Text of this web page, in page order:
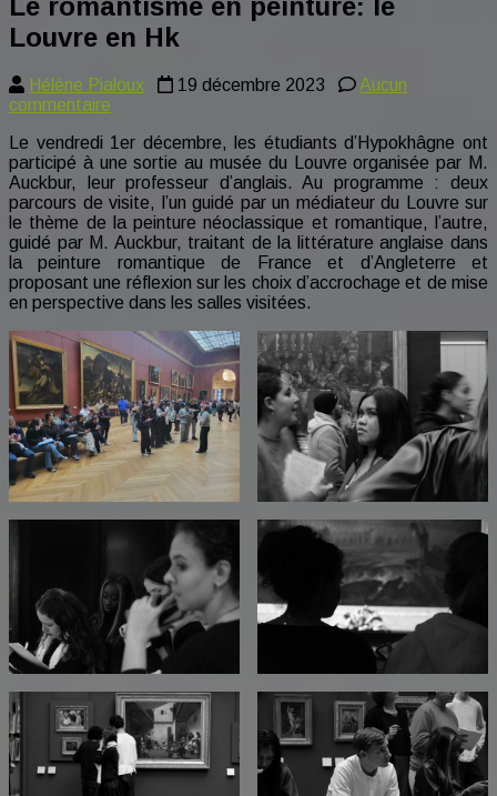
Louvre en Hk
Hélène Pialoux 19 décembre 2023
Aucun
commentaire
romantisme
en
peinture:
le
Louvre
en
Hk
Le vendredi 1er décembre, les étudiants d’Hypokhâgne ont
participé à une sortie au musée du Louvre organisée par M.
Auckbur, leur professeur d’anglais. Au programme : deux
parcours de visite, l’un guidé par un médiateur du Louvre sur
le thème de la peinture néoclassique et romantique, l’autre,
guidé par M. Auckbur, traitant de la littérature anglaise dans
la peinture romantique de France et d’Angleterre et
proposant une réflexion sur les choix d’accrochage et de mise
en perspective dans les salles visitées.